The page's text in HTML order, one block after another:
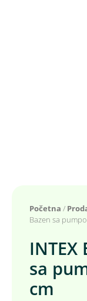
Početna /
Bazen sa
INTEX
sa
cm